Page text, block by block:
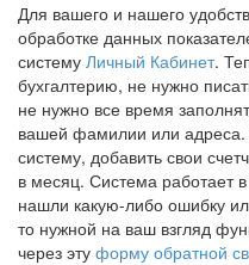
Для вашего и нашего
обработке данных
систему Личный Кабинет.
бухгалтерию, не нужно
не нужно все время
вашей фамилии или адреса.
систему, добавить свои
в месяц. Система работает
нашли какую-либо ошибку
то нужной на ваш взгляд
через эту форму обратной